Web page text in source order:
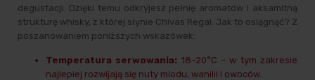
degustacji. Dzięki temu odkryjesz pełnię aromatów i aksamitną
strukturę whisky, z której słynie Chivas Regal. Jak to osiągnąć? Z
poszanowaniem poniższych wskazówek:
Temperatura serwowania: 18–20°C – w tym zakresie
najlepiej rozwijają się nuty miodu, wanilii i owoców.